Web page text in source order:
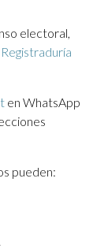
electoral,
en WhatsApp
pueden: